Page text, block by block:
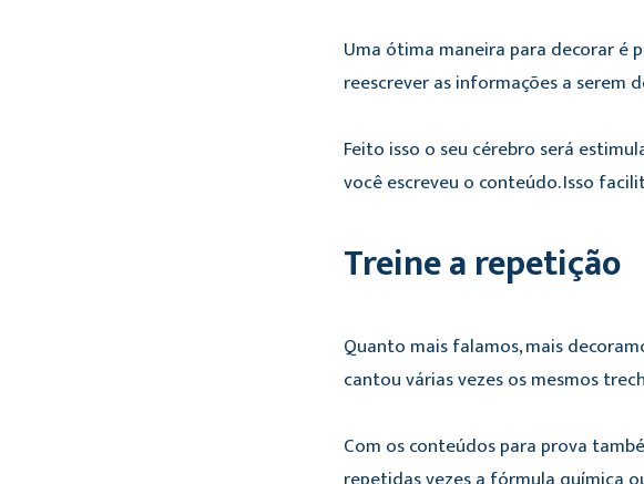
Uma ótima maneira para decorar é
reescrever as informações a serem
Feito isso o seu cérebro será
você escreveu o conteúdo. Isso
Treine a repetição
Quanto mais falamos, mais
cantou várias vezes os mesmos
Com os conteúdos para prova